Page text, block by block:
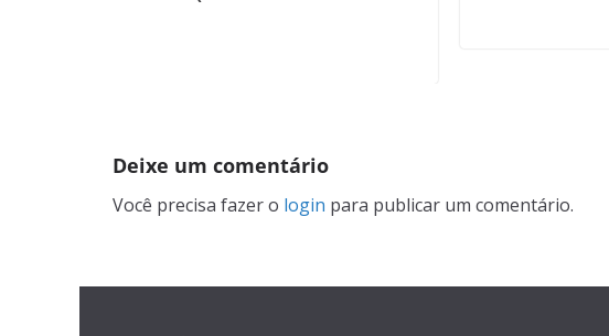
Deixe um comentário
Você precisa fazer o login para publicar um comentário.